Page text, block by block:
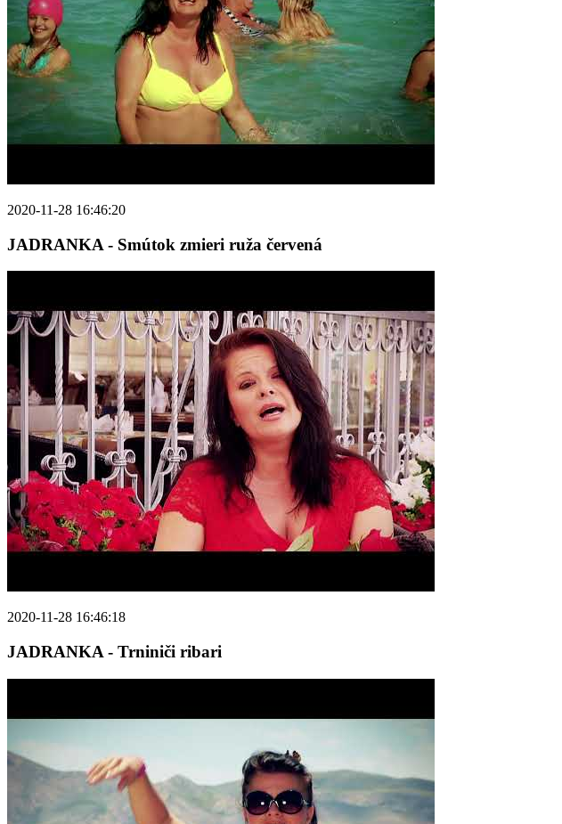
2020-11-28 16:46:20
JADRANKA - Smútok zmieri ruža červená
2020-11-28 16:46:18
JADRANKA - Trniniči ribari